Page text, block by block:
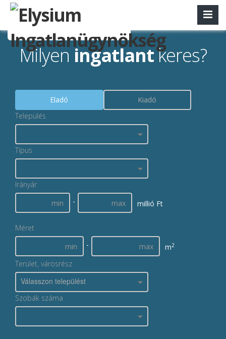
Milyeningatlantkeres?
Eladó
Kiadó
Település
Típus
Irányár
-
millió Ft
Méret
-
m2
Terület, városrész
Válasszon települést
Szobák száma